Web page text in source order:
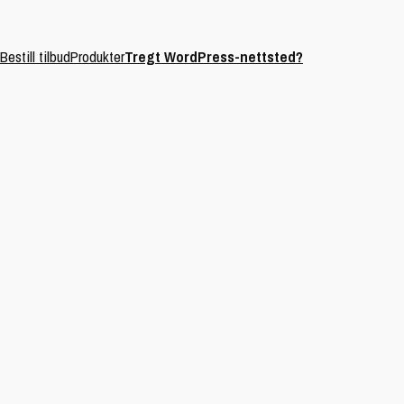
Bestill tilbudProdukterTregt WordPress-nettsted?